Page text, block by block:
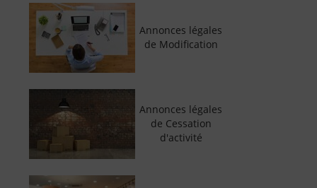
Annonces légales
de Modification
Annonces légales
de Cessation
d'activité